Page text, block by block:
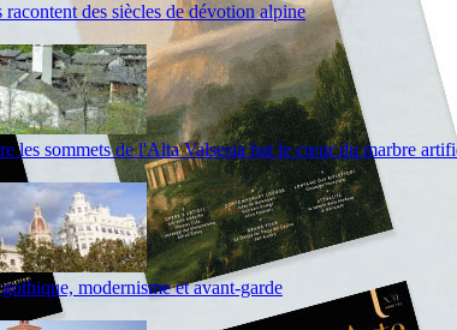
des siècles de dévotion alpine
les sommets de l'Alta Valsesia bat le cœur du marbre
modernisme et avant-garde